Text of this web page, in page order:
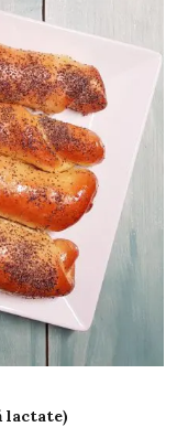
lactate)